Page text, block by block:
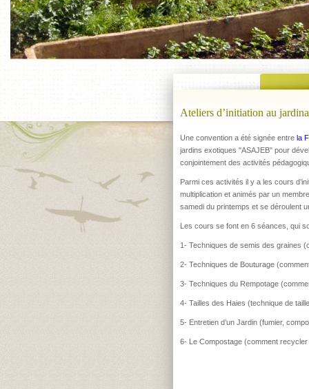
Ateliers d’initiation au
Une convention a été signée entre la
jardins exotiques "ASAJEB" pour
conjointement des activités
Parmi ces activités il y a les cours
multiplication et animés par un
samedi du printemps et se déroulent
Les cours se font en 6 séances, qui
1- Techniques de semis des graines
2- Techniques de Bouturage
3- Techniques du Rempotage
4- Tailles des Haies (technique de
5- Entretien d’un Jardin (fumier,
6- Le Compostage (comment